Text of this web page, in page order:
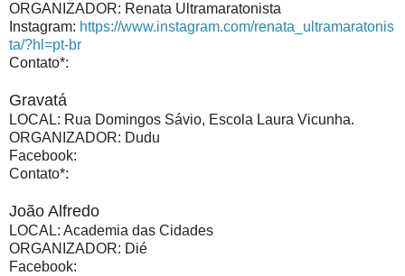
ORGANIZADOR: Renata Ultramaratonista
Instagram: https://www.instagram.com/renata_ultramaratonis
ta/?hl=pt-br
Contato*:
Gravatá
LOCAL: Rua Domingos Sávio, Escola Laura Vicunha.
ORGANIZADOR: Dudu
Facebook:
Contato*:
João Alfredo
LOCAL: Academia das Cidades
ORGANIZADOR: Dié
Facebook: